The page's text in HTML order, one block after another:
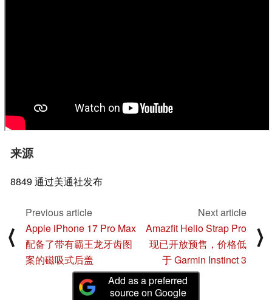
来源
8849 通过美通社发布
⟨
Previous article
Apple iPhone 17 Pro Max
配备了带有霸王龙牙齿图
案的磁吸式后盖
Next article
Amazfit Helio Strap Pro
现已开放预售，价格低
于 Garmin Instinct 3
⟩
Add as a preferred
source on Google